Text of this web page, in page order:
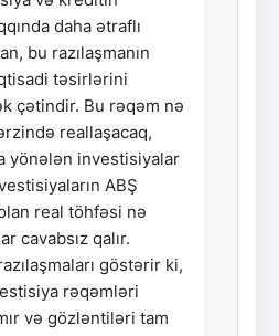
daha ətraflı
bu razılaşmanın
təsirlərini
çətindir. Bu rəqəm nə
reallaşacaq,
yönələn investisiyalar
ABŞ
real töhfəsi nə
cavabsız qalır.
göstərir ki,
rəqəmləri
və gözləntiləri tam